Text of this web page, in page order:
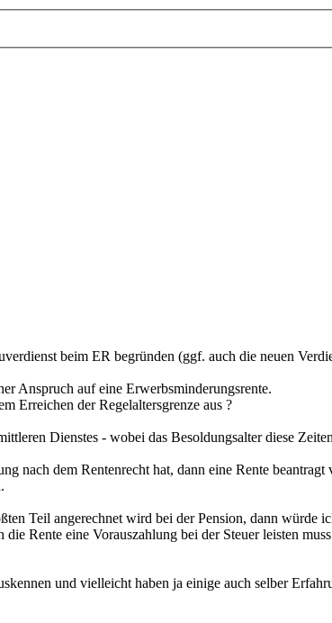
beim ER begründen (ggf. auch die neuen
Anspruch auf eine Erwerbsminderungsrente.
Erreichen der Regelaltersgrenze aus ?
Dienstes - wobei das Besoldungsalter diese
nach dem Rentenrecht hat, dann eine Rente
Teil angerechnet wird bei der Pension, dann würde
Rente eine Vorauszahlung bei der Steuer leisten
und vielleicht haben ja einige auch selber